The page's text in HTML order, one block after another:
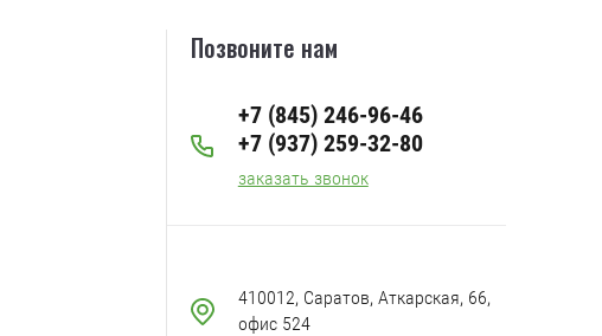
Позвоните нам
+7 (845) 246-96-46
+7 (937) 259-32-80
заказать звонок
410012, Саратов, Аткарская, 66,
офис 524